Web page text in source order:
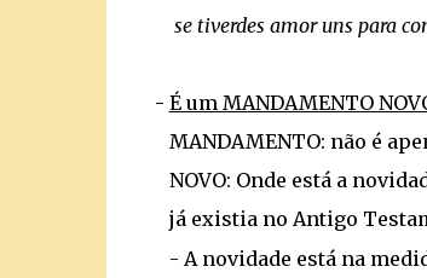
se tiverdes amor uns para
- É um MANDAMENTO
MANDAMENTO: não é
NOVO: Onde está a
já existia no Antigo
- A novidade está na